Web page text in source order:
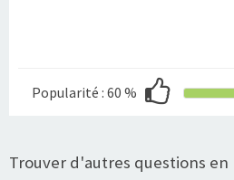
Popularité : 60 %
Trouver d'autres questions en